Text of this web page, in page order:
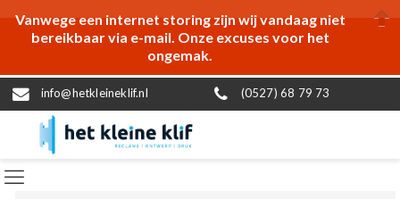
Vanwege een internet storing zijn wij vandaag niet
bereikbaar via e-mail. Onze excuses voor het
ongemak.
info@hetkleineklif.nl (0527) 68 79 73